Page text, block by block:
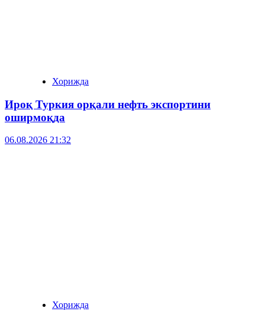
Хорижда
Ироқ Туркия орқали нефть экспортини
оширмоқда
06.08.2026 21:32
Хорижда